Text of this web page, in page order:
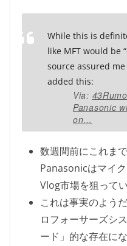
While this is
like MFT would be
source assured me
added this:
Via:
Panasonic
on…
数週間前にこれま
Panasonicはマイ
Vlog市場を狙って
これは事実のよう
ロフォーサーズシ
ード」的な存在に